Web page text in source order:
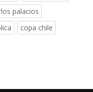
palacios
copa chile